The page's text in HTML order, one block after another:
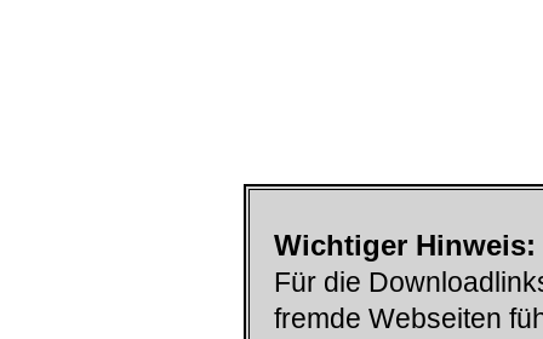
Wichtiger Hinweis:
Für die
fremde Webseiten